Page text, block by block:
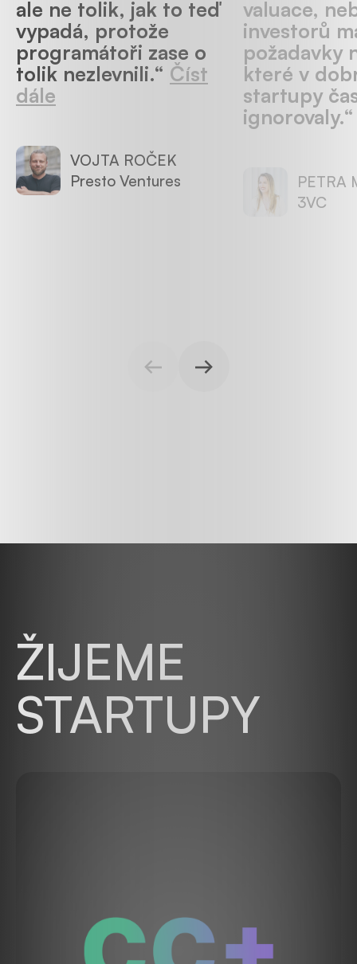
ale ne tolik, jak to teď
vypadá, protože
programátoři zase o
tolik nezlevnili.“ Číst
dále
VOJTA ROČEK
Presto Ventures
valuace,
investorů
požadavky
které v
startupy
PETRA
3VC
ŽIJEME
STARTUPY